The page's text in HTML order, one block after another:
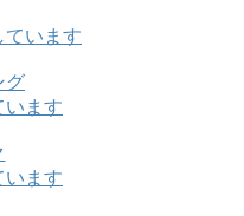
ています
グ
います
います